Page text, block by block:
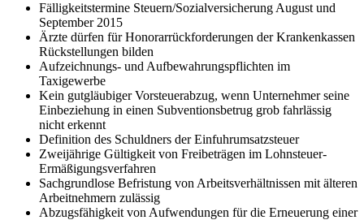
Fälligkeitstermine Steuern/Sozialversicherung August und
September 2015
Ärzte dürfen für Honorarrückforderungen der Krankenkassen
Rückstellungen bilden
Aufzeichnungs- und Aufbewahrungspflichten im
Taxigewerbe
Kein gutgläubiger Vorsteuerabzug, wenn Unternehmer seine
Einbeziehung in einen Subventionsbetrug grob fahrlässig
nicht erkennt
Definition des Schuldners der Einfuhrumsatzsteuer
Zweijährige Gültigkeit von Freibeträgen im Lohnsteuer-
Ermäßigungsverfahren
Sachgrundlose Befristung von Arbeitsverhältnissen mit älteren
Arbeitnehmern zulässig
Abzugsfähigkeit von Aufwendungen für die Erneuerung einer